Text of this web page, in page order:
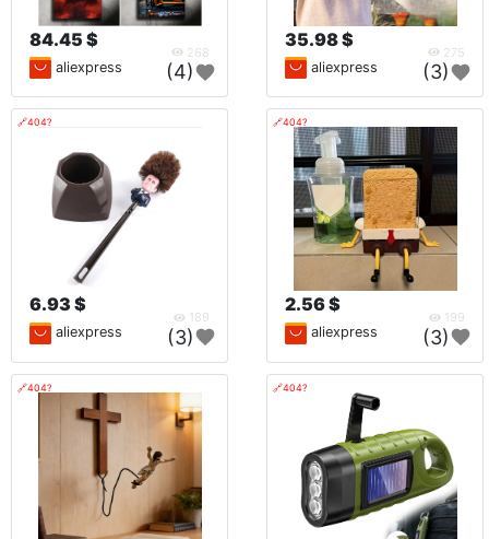
84.45 $
268
aliexpress (4)
35.98 $
275
aliexpress (3)
🔗404?
6.93 $
189
aliexpress (3)
🔗404?
2.56 $
199
aliexpress (3)
🔗404? 🔗404?